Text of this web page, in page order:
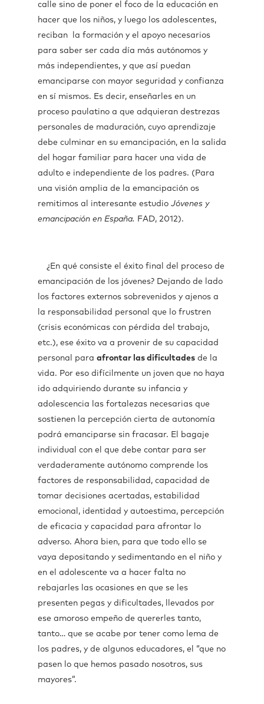
calle sino de poner el foco de la educación en
hacer que los niños, y luego los adolescentes,
reciban la formación y el apoyo necesarios
para saber ser cada día más autónomos y
más independientes, y que así puedan
emanciparse con mayor seguridad y confianza
en sí mismos. Es decir, enseñarles en un
proceso paulatino a que adquieran destrezas
personales de maduración, cuyo aprendizaje
debe culminar en su emancipación, en la salida
del hogar familiar para hacer una vida de
adulto e independiente de los padres. (Para
una visión amplia de la emancipación os
remitimos al interesante estudio Jóvenes y
emancipación en España. FAD, 2012).
¿En qué consiste el éxito final del proceso de
emancipación de los jóvenes? Dejando de lado
los factores externos sobrevenidos y ajenos a
la responsabilidad personal que lo frustren
(crisis económicas con pérdida del trabajo,
etc.), ese éxito va a provenir de su capacidad
personal para afrontar las dificultades de la
vida. Por eso difícilmente un joven que no haya
ido adquiriendo durante su infancia y
adolescencia las fortalezas necesarias que
sostienen la percepción cierta de autonomía
podrá emanciparse sin fracasar. El bagaje
individual con el que debe contar para ser
verdaderamente autónomo comprende los
factores de responsabilidad, capacidad de
tomar decisiones acertadas, estabilidad
emocional, identidad y autoestima, percepción
de eficacia y capacidad para afrontar lo
adverso. Ahora bien, para que todo ello se
vaya depositando y sedimentando en el niño y
en el adolescente va a hacer falta no
rebajarles las ocasiones en que se les
presenten pegas y dificultades, llevados por
ese amoroso empeño de quererles tanto,
tanto… que se acabe por tener como lema de
los padres, y de algunos educadores, el “que no
pasen lo que hemos pasado nosotros, sus
mayores”.